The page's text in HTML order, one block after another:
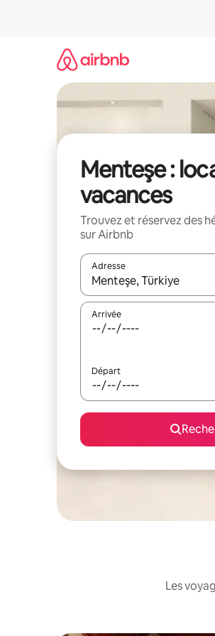
Menteşe :
vacances
Trouvez et réservez des
sur Airbnb
Adresse
Lorsque les résultats
Arrivée
Départ
Les